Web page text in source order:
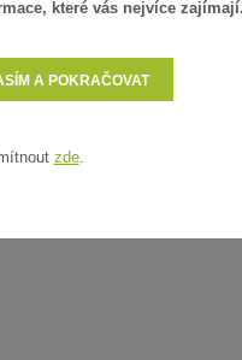
které vás nejvíce
A POKRAČOVAT
zde.